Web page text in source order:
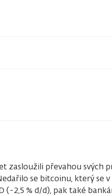
zasloužili převahou svých
se bitcoinu, který se
(-2,5 % d/d), pak také